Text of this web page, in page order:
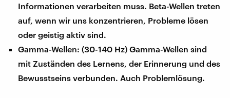
Informationen verarbeiten muss. Beta-Wellen treten
auf, wenn wir uns konzentrieren, Probleme lösen
oder geistig aktiv sind.
Gamma-Wellen: (30-140 Hz) Gamma-Wellen sind
mit Zuständen des Lernens, der Erinnerung und des
Bewusstseins verbunden. Auch Problemlösung.